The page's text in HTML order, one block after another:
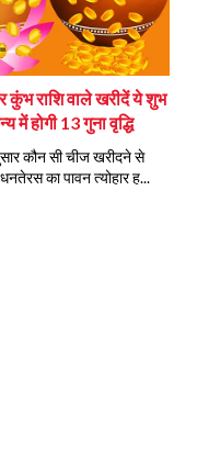
राशि वाले खरीदें ये शुभ
में होगी 13 गुना वृद्धि
कौन सी चीज खरीदने से
का पावन त्योहार ह...